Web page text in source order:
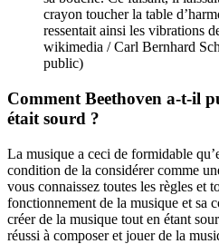
crayon toucher la table
ressentait ainsi les vibrations
wikimedia / Carl Bernhard
public)
Comment Beethoven a-t-il
était sourd ?
La musique a ceci de formidable
condition de la considérer comme
vous connaissez toutes les règles et
fonctionnement de la musique et sa
créer de la musique tout en étant
réussi à composer et jouer de la